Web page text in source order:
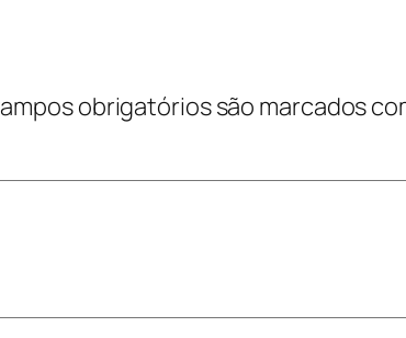
obrigatórios são marcados